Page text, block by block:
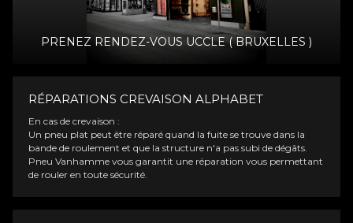
PRENEZ RENDEZ-VOUS UCCLE ( BRUXELLES )
RÉPARATIONS CREVAISON ALPHABET
En cas de crevaison :
Un pneu plat peut être réparé quand la fuite se trouve dans la
bande de roulement et que la structure n'a pas subi de dégâts.
Pneu Vanhamme vous garantit une réparation vous permettant
de rouler en toute sécurité.